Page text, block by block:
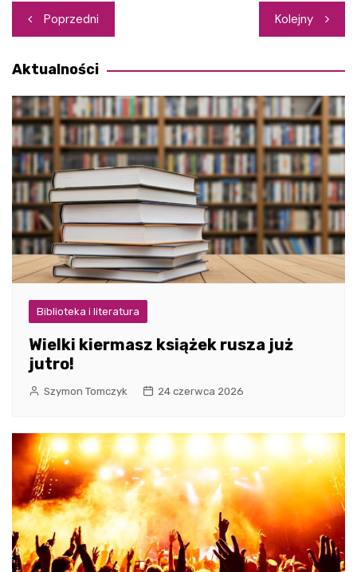
Nawigacja
wpisu
Poprzedni Kolejny
Aktualności
Biblioteka i literatura
Wielki kiermasz książek rusza już
jutro!
Szymon Tomczyk 24 czerwca 2026